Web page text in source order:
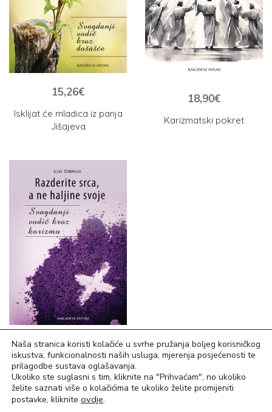
Isklijat će mladica iz panja
Jišajeva
15,26€
Karizmatski pokret
18,90€
Razderite srca, a ne haljine
svoje
15,26€
Naša stranica koristi kolačiće u svrhe pružanja boljeg korisničkog
iskustva, funkcionalnosti naših usluga, mjerenja posjećenosti te
prilagodbe sustava oglašavanja.
Ukoliko ste suglasni s tim, kliknite na "Prihvaćam", no ukoliko
želite saznati više o kolačićima te ukoliko želite promijeniti
postavke, kliknite ovdje.